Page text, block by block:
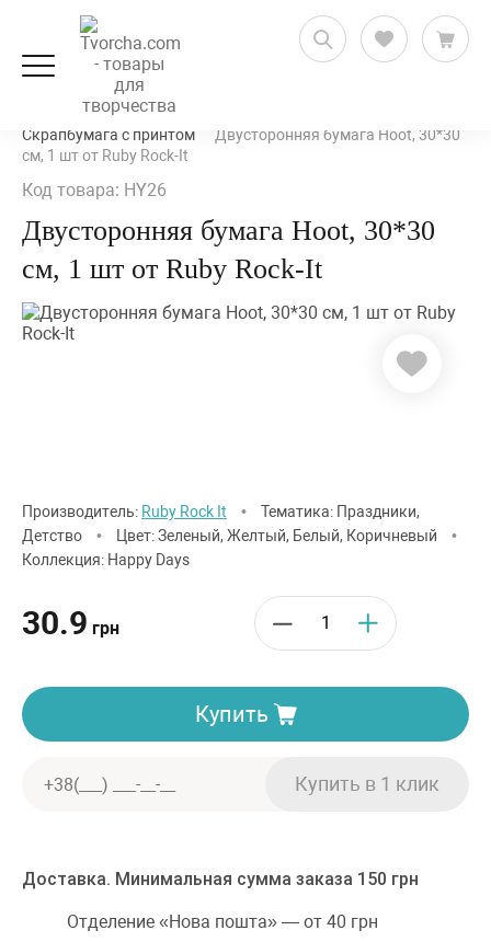
Скрапбукинг
Бумага для скрапбукинга
Скрапбумага с принтом
Двусторонняя бумага Hoot, 30*30
см, 1 шт от Ruby Rock-It
Код товара: HY26
Двусторонняя бумага Hoot, 30*30
см, 1 шт от Ruby Rock-It
Производитель: Ruby Rock It •
Тематика: Праздники,
Детство
• Цвет: Зеленый, Желтый, Белый, Коричневый
•
Коллекция: Happy Days
30.9 грн
Купить
Доставка. Минимальная сумма заказа 150 грн
Отделение «Нова пошта» — от 40 грн